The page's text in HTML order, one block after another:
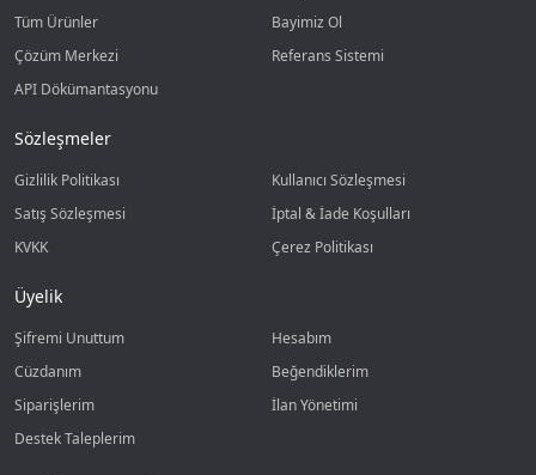
Tüm Ürünler
Bayimiz Ol
Çözüm Merkezi
Referans Sistemi
API Dökümantasyonu
Sözleşmeler
Gizlilik Politikası
Kullanıcı Sözleşmesi
Satış Sözleşmesi
İptal & İade Koşulları
KVKK
Çerez Politikası
Üyelik
Şifremi Unuttum
Hesabım
Cüzdanım
Beğendiklerim
Siparişlerim
İlan Yönetimi
Destek Taleplerim